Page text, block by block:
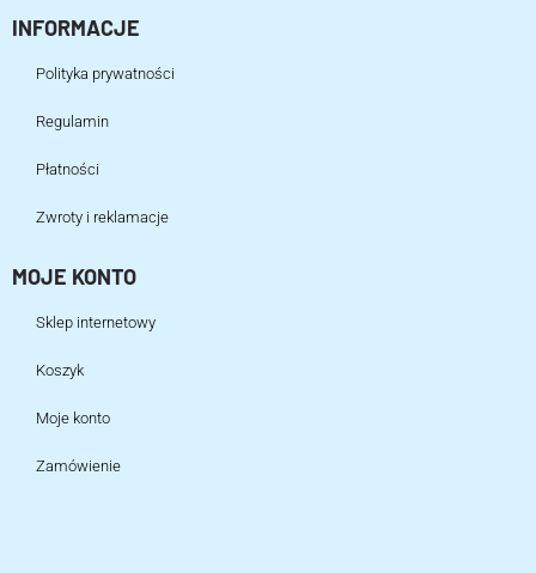
INFORMACJE
Polityka prywatności
Regulamin
Płatności
Zwroty i reklamacje
MOJE KONTO
Sklep internetowy
Koszyk
Moje konto
Zamówienie